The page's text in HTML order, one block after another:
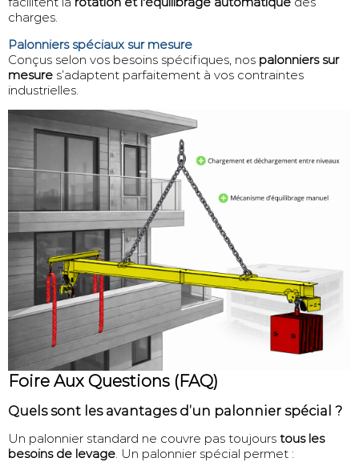
charges.
Palonniers spéciaux sur mesure
Conçus selon vos besoins spécifiques, nos palonniers sur
mesure s’adaptent parfaitement à vos contraintes
industrielles.
Foire Aux Questions (FAQ)
Quels sont les avantages d’un palonnier spécial ?
Un palonnier standard ne couvre pas toujours tous les
besoins de levage . Un palonnier spécial permet :